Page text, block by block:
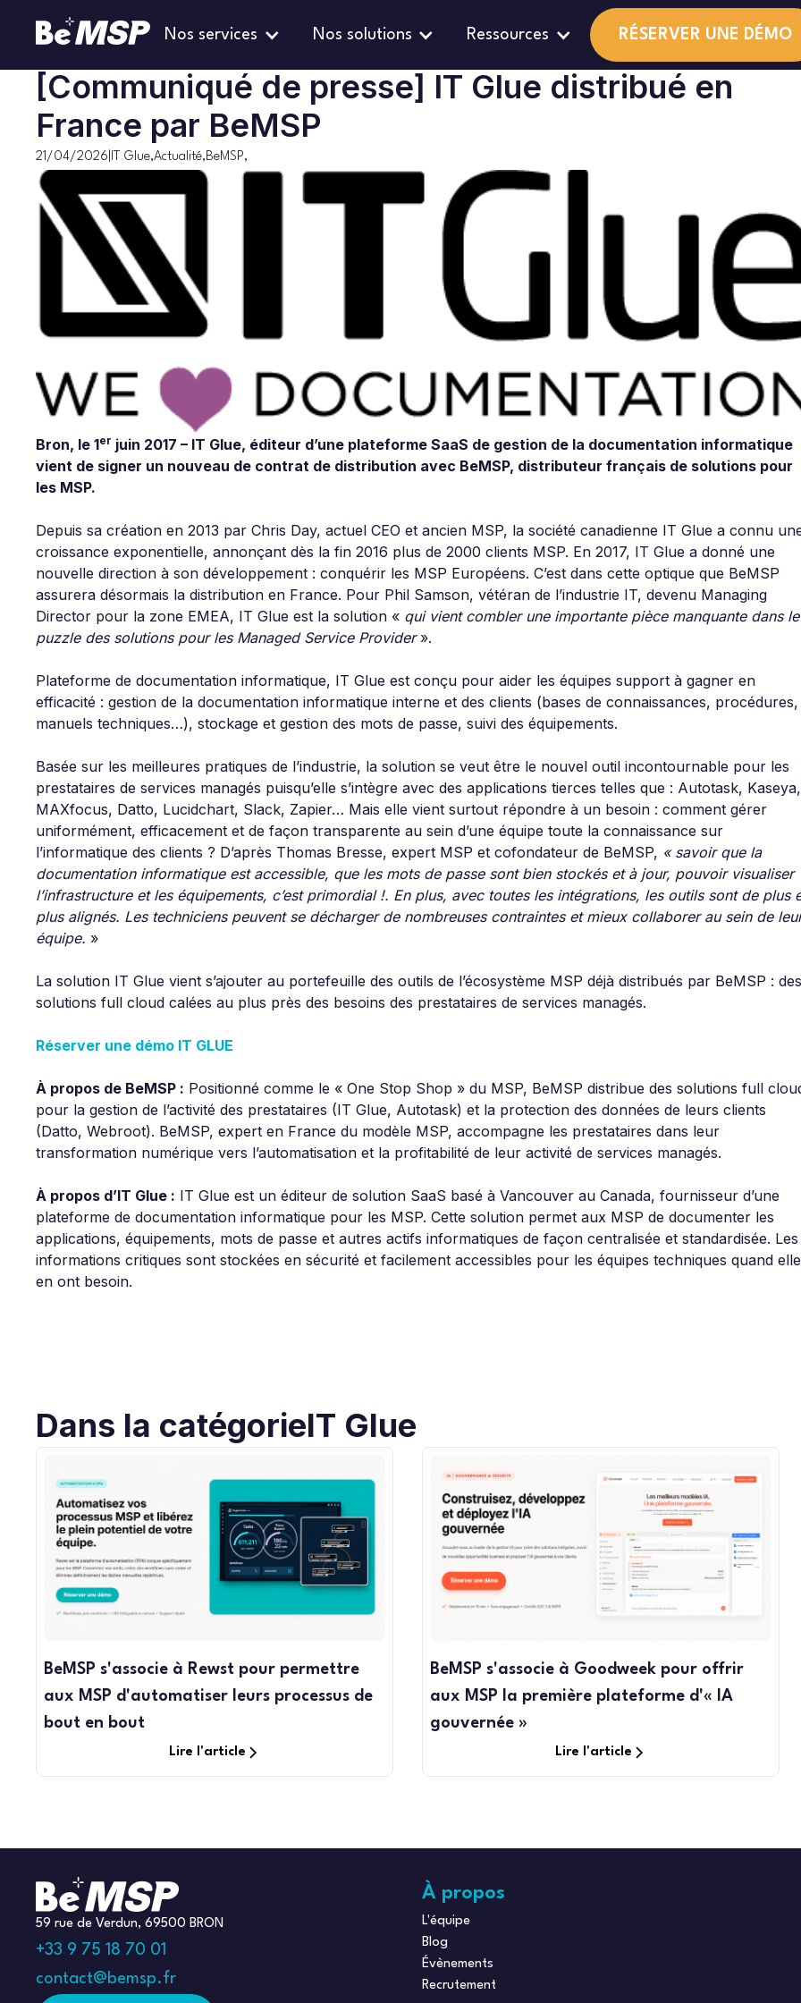
Nos services Nos solutions Ressources RÉSERVER UNE DÉMO
[Communiqué de presse] IT Glue distribué en
France par BeMSP
21/04/2026 IT Glue,Actualité,BeMSP,
Bron, le 1er juin 2017 – IT Glue, éditeur d’une plateforme SaaS de gestion de la documentation informatique
vient de signer un nouveau de contrat de distribution avec BeMSP, distributeur français de solutions pour
les MSP.
Depuis sa création en 2013 par Chris Day, actuel CEO et ancien MSP, la société canadienne IT Glue a connu
croissance exponentielle, annonçant dès la fin 2016 plus de 2000 clients MSP. En 2017, IT Glue a donné une
nouvelle direction à son développement : conquérir les MSP Européens. C’est dans cette optique que BeMSP
assurera désormais la distribution en France. Pour Phil Samson, vétéran de l’industrie IT, devenu Managing
Director pour la zone EMEA, IT Glue est la solution « qui vient combler une importante pièce manquante dans le
puzzle des solutions pour les Managed Service Provider».
Plateforme de documentation informatique, IT Glue est conçu pour aider les équipes support à gagner en
efficacité : gestion de la documentation informatique interne et des clients (bases de connaissances, procédures,
manuels techniques…), stockage et gestion des mots de passe, suivi des équipements.
Basée sur les meilleures pratiques de l’industrie, la solution se veut être le nouvel outil incontournable pour les
prestataires de services managés puisqu’elle s’intègre avec des applications tierces telles que : Autotask, Kaseya,
MAXfocus, Datto, Lucidchart, Slack, Zapier… Mais elle vient surtout répondre à un besoin : comment gérer
uniformément, efficacement et de façon transparente au sein d’une équipe toute la connaissance sur
l’informatique des clients ? D’après Thomas Bresse, expert MSP et cofondateur de BeMSP, « savoir que la
documentation informatique est accessible, que les mots de passe sont bien stockés et à jour, pouvoir visualiser
l’infrastructure et les équipements, c’est primordial !. En plus, avec toutes les intégrations, les outils sont de plus
plus alignés. Les techniciens peuvent se décharger de nombreuses contraintes et mieux collaborer au sein de
équipe. »
La solution IT Glue vient s’ajouter au portefeuille des outils de l’écosystème MSP déjà distribués par BeMSP : des
solutions full cloud calées au plus près des besoins des prestataires de services managés.
Réserver une démo IT GLUE
À propos de BeMSP : Positionné comme le « One Stop Shop » du MSP, BeMSP distribue des solutions full
pour la gestion de l’activité des prestataires (IT Glue, Autotask) et la protection des données de leurs clients
(Datto, Webroot). BeMSP, expert en France du modèle MSP, accompagne les prestataires dans leur
transformation numérique vers l’automatisation et la profitabilité de leur activité de services managés.
À propos d’IT Glue : IT Glue est un éditeur de solution SaaS basé à Vancouver au Canada, fournisseur d’une
plateforme de documentation informatique pour les MSP. Cette solution permet aux MSP de documenter les
applications, équipements, mots de passe et autres actifs informatiques de façon centralisée et standardisée. Les
informations critiques sont stockées en sécurité et facilement accessibles pour les équipes techniques quand
en ont besoin.
Dans la catégorieIT Glue
BeMSP s'associe à Rewst pour permettre
aux MSP d'automatiser leurs processus de
bout en bout
Lire l'article
BeMSP s'associe à Goodweek pour offrir
aux MSP la première plateforme d'« IA
gouvernée »
Lire l'article
59 rue de Verdun, 69500 BRON
+33 9 75 18 70 01
contact@bemsp.fr
À propos
L'équipe
Blog
Évènements
Recrutement